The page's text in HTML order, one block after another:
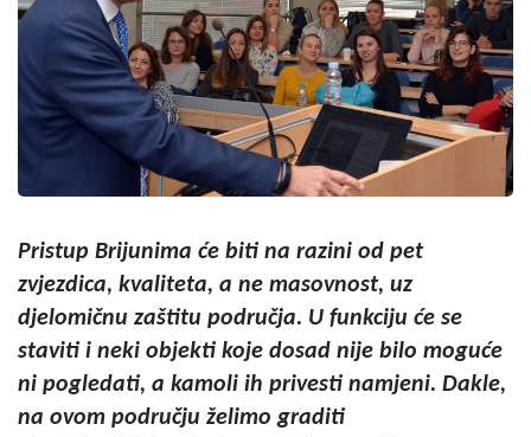
Pristup Brijunima će biti na razini od pet
zvjezdica, kvaliteta, a ne masovnost, uz
djelomičnu zaštitu područja. U funkciju će se
staviti i neki objekti koje dosad nije bilo moguće
ni pogledati, a kamoli ih privesti namjeni. Dakle,
na ovom području želimo graditi